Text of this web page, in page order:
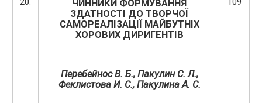
ЧИННИКИ ФОРМУВАННЯ
ЗДАТНОСТІ ДО ТВОРЧОЇ
САМОРЕАЛІЗАЦІЇ МАЙБУТНІХ
ХОРОВИХ ДИРИГЕНТІВ
Перебейнос В. Б., Пакулин С. Л.,
Феклистова И. С., Пакулина А. С.